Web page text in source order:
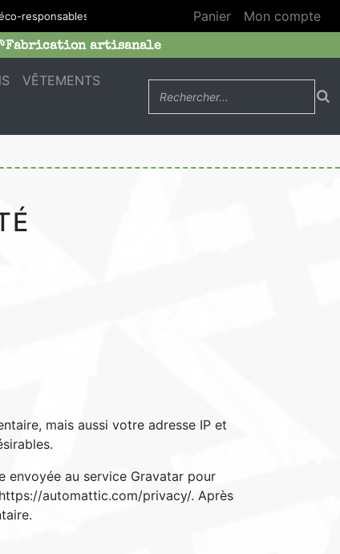
responsables Panier
Mon compte
artisanale
VÊTEMENTS
mais aussi votre adresse IP et
envoyée au service Gravatar pour
automattic.com/privacy/. Après